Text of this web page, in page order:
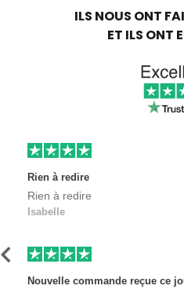
ILS NOUS ONT
ET ILS ONT
Rien à redire
Rien à redire
Isabelle
Précédent